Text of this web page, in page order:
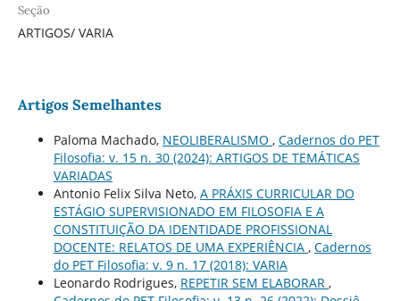
Seção
ARTIGOS/ VARIA
Artigos Semelhantes
Paloma Machado, NEOLIBERALISMO , Cadernos do PET
Filosofia: v. 15 n. 30 (2024): ARTIGOS DE TEMÁTICAS
VARIADAS
Antonio Felix Silva Neto, A PRÁXIS CURRICULAR DO
ESTÁGIO SUPERVISIONADO EM FILOSOFIA E A
CONSTITUIÇÃO DA IDENTIDADE PROFISSIONAL
DOCENTE: RELATOS DE UMA EXPERIÊNCIA , Cadernos
do PET Filosofia: v. 9 n. 17 (2018): VARIA
Leonardo Rodrigues, REPETIR SEM ELABORAR ,